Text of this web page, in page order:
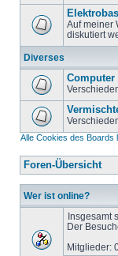
Auf meiner
diskutiert
Diverses
Computer
Alle Cookies des Boards
Foren-Übersicht
Wer ist online?
Insgesamt
Der
Mitglieder: